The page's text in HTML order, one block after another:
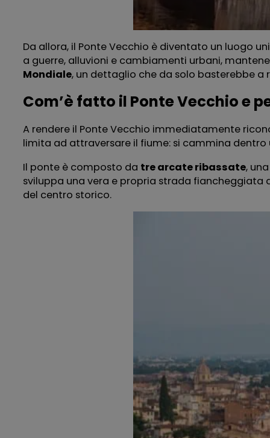
Da allora, il Ponte Vecchio è diventato un luogo
a guerre, alluvioni e cambiamenti urbani,
Mondiale, un dettaglio che da solo basterebbe
Com’è fatto il Ponte Vecchio e
A rendere il Ponte Vecchio immediatamente
limita ad attraversare il fiume: si cammina
Il ponte è composto da tre arcate ribassate,
sviluppa una vera e propria strada fiancheggiata
del centro storico.